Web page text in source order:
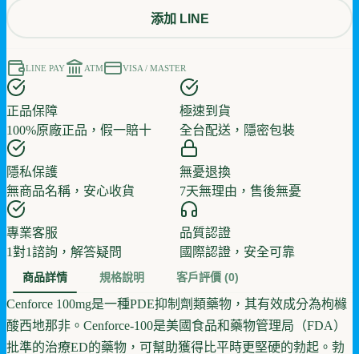
添加 LINE
LINE PAY ATM VISA / MASTER
正品保障
100%原廠正品，假一賠十
極速到貨
全台配送，隱密包裝
隱私保護
無商品名稱，安心收貨
無憂退換
7天無理由，售後無憂
專業客服
1對1諮詢，解答疑問
品質認證
國際認證，安全可靠
商品詳情 規格說明 客戶評價 (0)
Cenforce 100mg是一種PDE抑制劑類藥物，其有效成分為枸櫞
酸西地那非。Cenforce-100是美國食品和藥物管理局（FDA）
批準的治療ED的藥物，可幫助獲得比平時更堅硬的勃起。勃